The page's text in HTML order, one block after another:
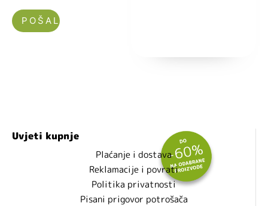
Uvjeti kupnje
Plaćanje i dostava
Reklamacije i povrati
Politika privatnosti
Pisani prigovor potrošača